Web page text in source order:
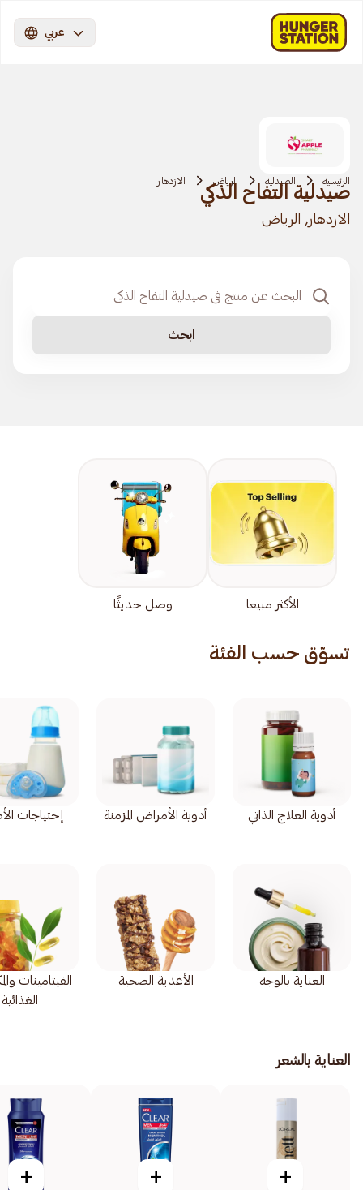
عربي
الرئيسية الصيدلية الرياض الازدهار
صيدلية التفاح الذكي
الازدهار, الرياض
ابحث
الأكثر مبيعا وصل حديثًا
تسوّق حسب الفئة
أدوية العلاج الذاتي أدوية الأمراض المزمنة إحتياجات
العناية بالوجه الأغذية الصحية
الفيتامينات
الغذائية
العناية بالشعر
+
+
+